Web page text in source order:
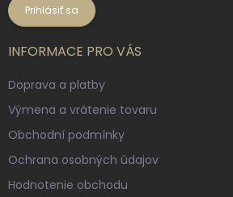
Prihlásiť sa
INFORMACE PRO VÁS
Doprava a platby
Výmena a vrátenie tovaru
Obchodní podmínky
Ochrana osobných údajov
Hodnotenie obchodu